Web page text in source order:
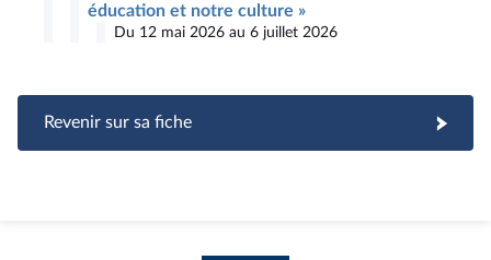
éducation et notre culture »
Du 12 mai 2026 au 6 juillet 2026
Revenir sur sa fiche